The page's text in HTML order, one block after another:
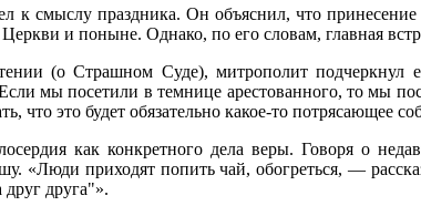
к смыслу праздника. Он объяснил, что
и поныне. Однако, по его словам, главная
(о Страшном Суде), митрополит
мы посетили в темнице арестованного, то мы
что это будет обязательно какое-то потрясающее
как конкретного дела веры. Говоря о
«Люди приходят попить чай, обогреться, —
друг друга"».